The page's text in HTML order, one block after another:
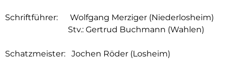
Schriftführer: Wolfgang Merziger (Niederlosheim)
Stv.: Gertrud Buchmann (Wahlen)
Schatzmeister: Jochen Röder (Losheim)